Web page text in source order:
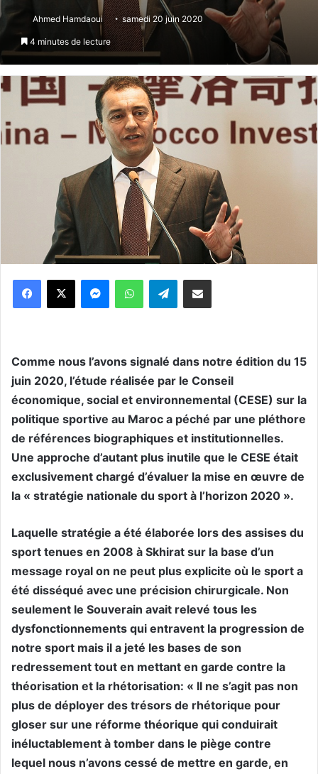
Ahmed Hamdaoui samedi 20 juin 2020
4 minutes de lecture
WhatsApp Telegram
Comme nous l’avons signalé dans notre édition du 15
juin 2020, l’étude réalisée par le Conseil
économique, social et environnemental (CESE) sur la
politique sportive au Maroc a péché par une pléthore
de références biographiques et institutionnelles.
Une approche d’autant plus inutile que le CESE était
exclusivement chargé d’évaluer la mise en œuvre de
la « stratégie nationale du sport à l’horizon 2020 ».
Laquelle stratégie a été élaborée lors des assises du
sport tenues en 2008 à Skhirat sur la base d’un
message royal on ne peut plus explicite où le sport a
été disséqué avec une précision chirurgicale. Non
seulement le Souverain avait relevé tous les
dysfonctionnements qui entravent la progression de
notre sport mais il a jeté les bases de son
redressement tout en mettant en garde contre la
théorisation et la rhétorisation: « Il ne s’agit pas non
plus de déployer des trésors de rhétorique pour
gloser sur une réforme théorique qui conduirait
inéluctablement à tomber dans le piège contre
lequel nous n’avons cessé de mettre en garde, en